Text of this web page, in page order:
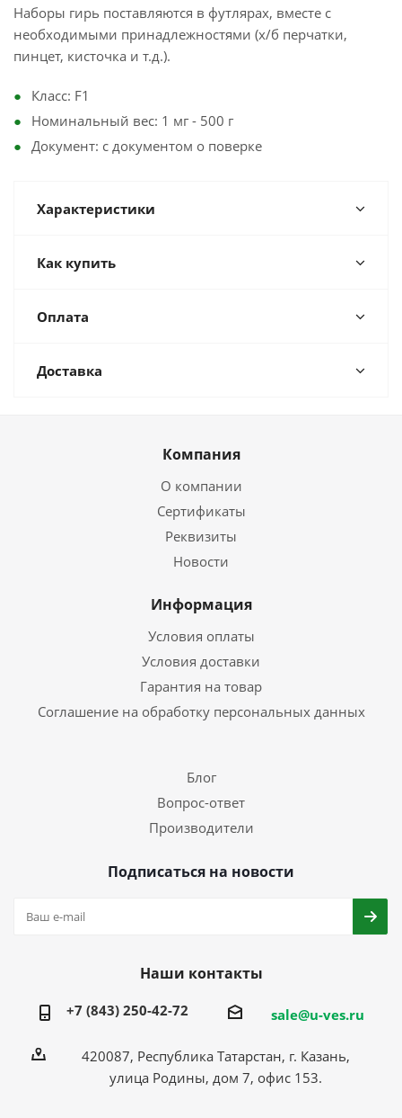
Наборы гирь поставляются в футлярах, вместе с
необходимыми принадлежностями (х/б перчатки,
пинцет, кисточка и т.д.).
Класс: F1
Номинальный вес: 1 мг - 500 г
Документ: с документом о поверке
Характеристики
Как купить
Оплата
Доставка
Компания
О компании
Сертификаты
Реквизиты
Новости
Информация
Условия оплаты
Условия доставки
Гарантия на товар
Соглашение на обработку персональных данных
Блог
Вопрос-ответ
Производители
Подписаться на новости
Наши контакты
+7 (843) 250-42-72 sale@u-ves.ru
420087, Республика Татарстан, г. Казань,
улица Родины, дом 7, офис 153.